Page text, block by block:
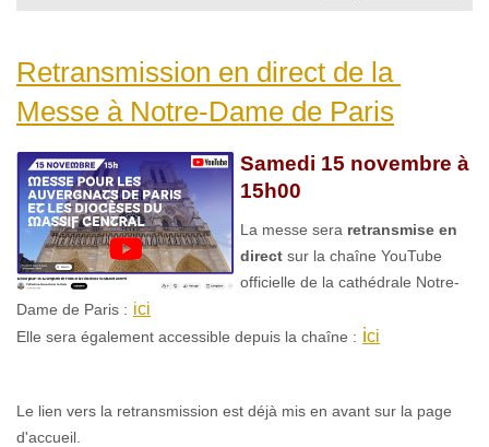
Retransmission en direct de la
Messe à Notre-Dame de Paris
Samedi 15 novembre à
15h00
La messe sera retransmise en
direct sur la chaîne YouTube
officielle de la cathédrale Notre-
Dame de Paris : ici
Elle sera également accessible depuis la chaîne : ici
Le lien vers la retransmission est déjà mis en avant sur la page
d'accueil.